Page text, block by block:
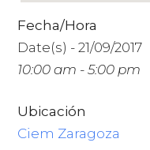
Fecha/Hora
Date(s) - 21/09/2017
10:00 am - 5:00 pm
Ubicación
Ciem Zaragoza